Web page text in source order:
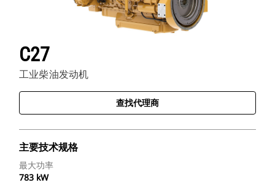
C27
工业柴油发动机
查找代理商
主要技术规格
最大功率
783 kW